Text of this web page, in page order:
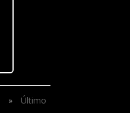
» Último